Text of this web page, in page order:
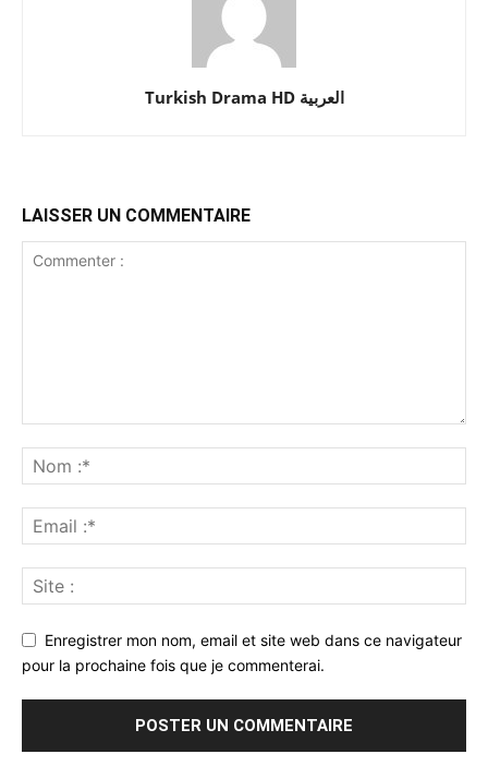
Turkish Drama HD العربية
LAISSER UN COMMENTAIRE
Enregistrer mon nom, email et site web dans ce navigateur
pour la prochaine fois que je commenterai.